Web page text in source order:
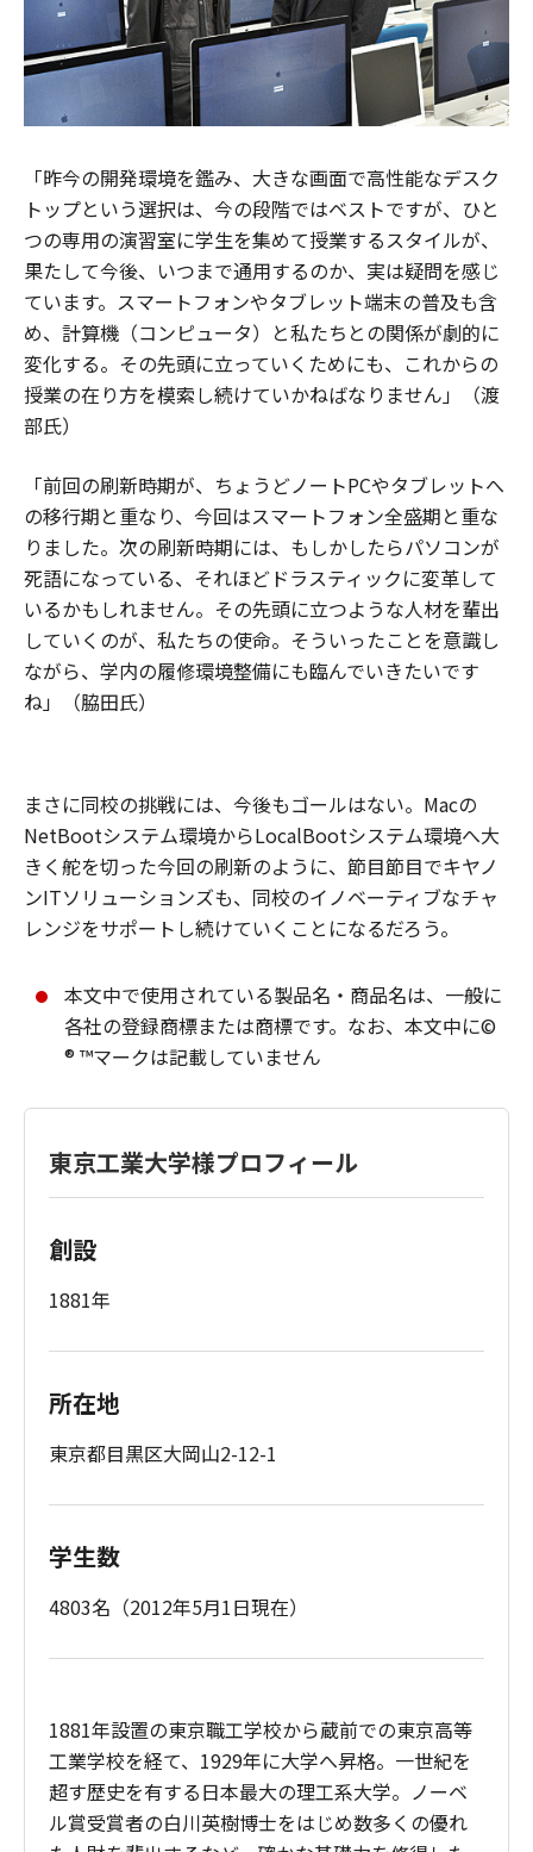
「昨今の開発環境を鑑み、大きな画面で高性能なデスク
トップという選択は、今の段階ではベストですが、ひと
つの専用の演習室に学生を集めて授業するスタイルが、
果たして今後、いつまで通用するのか、実は疑問を感じ
ています。スマートフォンやタブレット端末の普及も含
め、計算機（コンピュータ）と私たちとの関係が劇的に
変化する。その先頭に立っていくためにも、これからの
授業の在り方を模索し続けていかねばなりません」（渡
部氏）
「前回の刷新時期が、ちょうどノートPCやタブレットへ
の移行期と重なり、今回はスマートフォン全盛期と重な
りました。次の刷新時期には、もしかしたらパソコンが
死語になっている、それほどドラスティックに変革して
いるかもしれません。その先頭に立つような人材を輩出
していくのが、私たちの使命。そういったことを意識し
ながら、学内の履修環境整備にも臨んでいきたいです
ね」（脇田氏）
まさに同校の挑戦には、今後もゴールはない。Macの
NetBootシステム環境からLocalBootシステム環境へ大
きく舵を切った今回の刷新のように、節目節目でキヤノ
ンITソリューションズも、同校のイノベーティブなチャ
レンジをサポートし続けていくことになるだろう。
本文中で使用されている製品名・商品名は、一般に
各社の登録商標または商標です。なお、本文中に©
® ™マークは記載していません
東京工業大学様プロフィール
創設
1881年
所在地
東京都目黒区大岡山2-12-1
学生数
4803名（2012年5月1日現在）
1881年設置の東京職工学校から蔵前での東京高等
工業学校を経て、1929年に大学へ昇格。一世紀を
超す歴史を有する日本最大の理工系大学。ノーベ
ル賞受賞者の白川英樹博士をはじめ数多くの優れ